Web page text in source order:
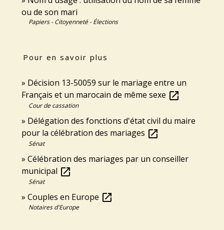
ou de son mari
Papiers - Citoyenneté - Élections
Pour en savoir plus
Décision 13-50059 sur le mariage entre un
Français et un marocain de même sexe open_in_new
Cour de cassation
Délégation des fonctions d'état civil du maire
pour la célébration des mariages open_in_new
Sénat
Célébration des mariages par un conseiller
municipal open_in_new
Sénat
Couples en Europe open_in_new
Notaires d'Europe